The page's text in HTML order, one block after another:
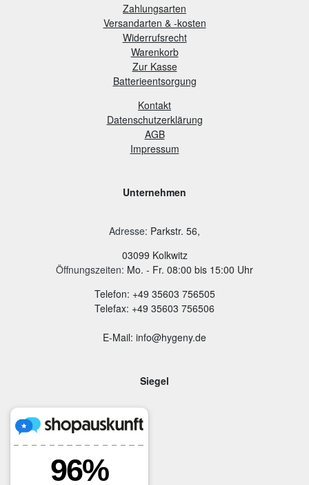
Zahlungsarten
Versandarten & -kosten
Widerrufsrecht
Warenkorb
Zur Kasse
Batterieentsorgung
Kontakt
Datenschutzerklärung
AGB
Impressum
Unternehmen
Adresse: Parkstr. 56,
03099 Kolkwitz
Öffnungszeiten: Mo. - Fr. 08:00 bis 15:00 Uhr
Telefon: +49 35603 756505
Telefax: +49 35603 756506
E-Mail: info@hygeny.de
Siegel